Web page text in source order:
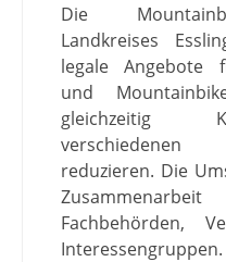
Die
Landkreises
legale Angebote
und
gleichzeitig
reduzieren. Die
Fachbehörden,
Interessengruppen.